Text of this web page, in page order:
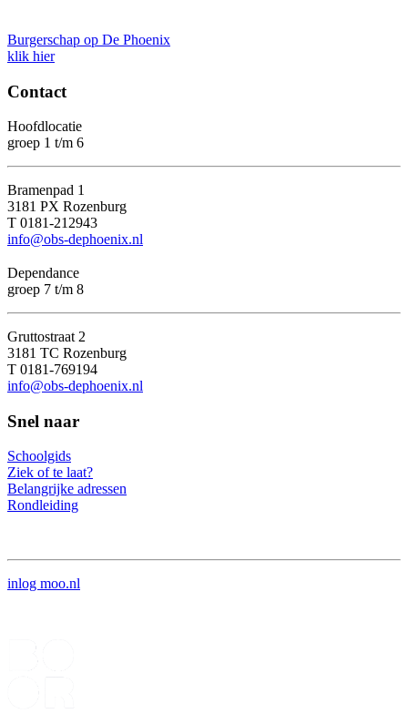
Burgerschap op De Phoenix
klik hier
Contact
Hoofdlocatie
groep 1 t/m 6
Bramenpad 1
3181 PX Rozenburg
T 0181-212943
info@obs-dephoenix.nl
Dependance
groep 7 t/m 8
Gruttostraat 2
3181 TC Rozenburg
T 0181-769194
info@obs-dephoenix.nl
Snel naar
Schoolgids
Ziek of te laat?
Belangrijke adressen
Rondleiding
inlog moo.nl